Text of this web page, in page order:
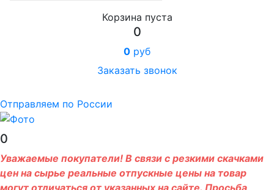
Корзина пуста
0
0 руб
Заказать звонок
Отправляем по России
0
Уважаемые покупатели! В связи с резкими скачками
цен на сырье реальные отпускные цены на товар